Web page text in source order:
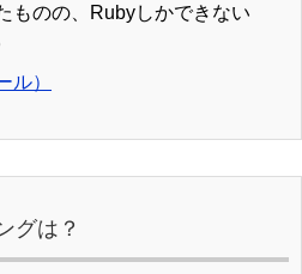
ものの、Rubyしかできない
ル）
グは？